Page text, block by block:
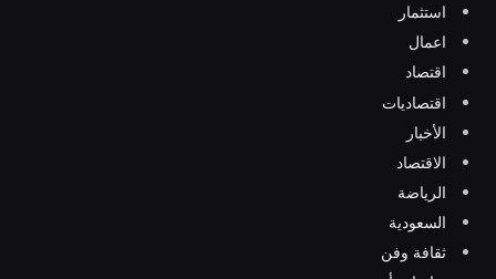
استثمار
اعمال
اقتصاد
اقتصاديات
الأخبار
الاقتصاد
الرياضة
السعودية
ثقافة وفن